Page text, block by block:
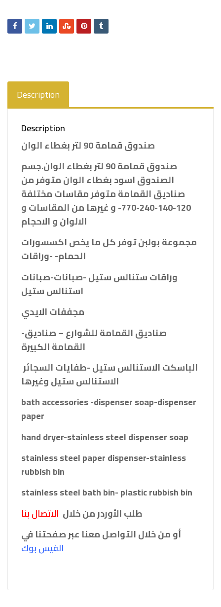
Description
Description
صندوق قمامة 90 لتر بغطاء الوان
صندوق قمامة 90 لتر بغطاء الوان.جسم
الصندوق اسود بغطاء الوان متوفر من
صناديق القمامة متوفر مقاسات مختلفة
120-140-240-770- و غيرها من المقاسات و
الالوان و الاحجام
مجموعة بولبن توفر كل ما يخص اكسسورات
الحمام- -وراقات
وراقات ستنالس ستيل -صبانات-صبانات
استنالس ستيل
مجففات الايدي
-صناديق القمامة للشوارع – صناديق
القمامة الكبيرة
الباسكت الاستنالس ستيل -طفايات السجائر
الاستنالس ستيل وغيرها
bath accessories -dispenser soap-dispenser
paper
hand dryer-stainless steel dispenser soap
stainless steel paper dispenser-stainless
rubbish bin
stainless steel bath bin- plastic rubbish bin
طلب الأوردر من خلال الاتصال بنا
أو من خلال التواصل معنا عبر صفحتنا في
الفيس بوك